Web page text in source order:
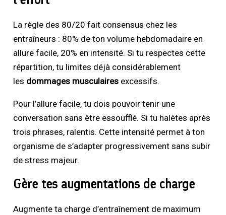
La règle des 80/20 fait consensus chez les
entraîneurs : 80% de ton volume hebdomadaire en
allure facile, 20% en intensité. Si tu respectes cette
répartition, tu limites déjà considérablement
les dommages musculaires excessifs.
Pour l’allure facile, tu dois pouvoir tenir une
conversation sans être essoufflé. Si tu halètes après
trois phrases, ralentis. Cette intensité permet à ton
organisme de s’adapter progressivement sans subir
de stress majeur.
Gère tes augmentations de charge
Augmente ta charge d’entraînement de maximum